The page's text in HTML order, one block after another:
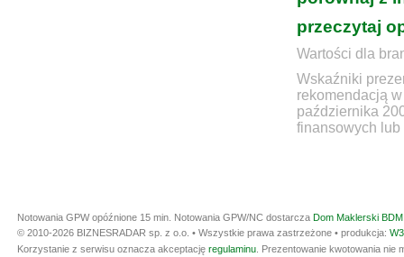
przeczytaj
Wartości dla
Wskaźniki
rekomendacją
października
finansowych lub
Notowania GPW opóźnione 15 min. Notowania GPW/NC dostarcza Dom Maklerski
© 2010-2026 BIZNESRADAR sp. z o.o. • Wszystkie prawa zastrzeżone • produkcja:
Korzystanie z serwisu oznacza akceptację regulaminu . Prezentowanie kwotowania